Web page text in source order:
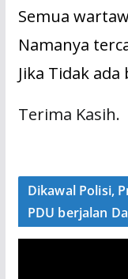
Semua
Namanya
Jika Tidak
Terima Kasih.
Dikawal Polisi,
PDU berjalan